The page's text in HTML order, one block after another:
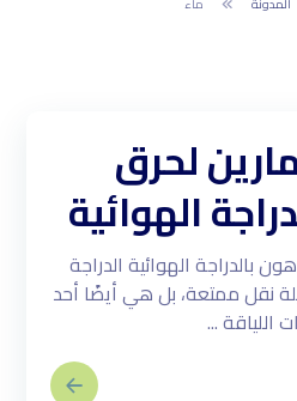
لحرق
الهوائية
بالدراجة الهوائية الدراجة
نقل ممتعة، بل هي أيضًا أحد
اللياقة ...